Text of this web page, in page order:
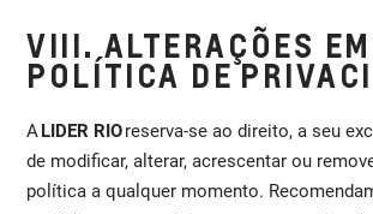
VIII. ALTERAÇÕES
POLÍTICA DE
A LIDER RIOreserva-se ao direito, a seu
de modificar, alterar, acrescentar ou
política a qualquer momento.